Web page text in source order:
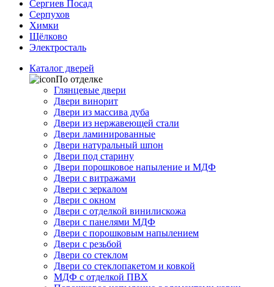
Сергиев Посад
Серпухов
Химки
Щёлково
Электросталь
Каталог дверей
По отделке
Глянцевые двери
Двери винорит
Двери из массива дуба
Двери из нержавеющей стали
Двери ламинированные
Двери натуральный шпон
Двери под старину
Двери порошковое напыление и МДФ
Двери с витражами
Двери с зеркалом
Двери с окном
Двери с отделкой винилискожа
Двери с панелями МДФ
Двери с порошковым напылением
Двери с резьбой
Двери со стеклом
Двери со стеклопакетом и ковкой
МДФ с отделкой ПВХ